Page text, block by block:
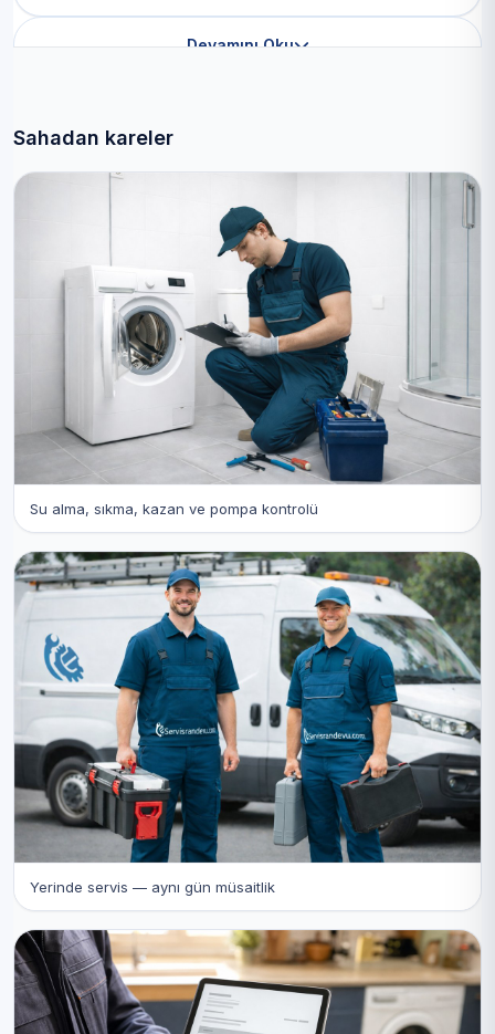
Devamını Oku
Sahadan kareler
Su alma, sıkma, kazan ve pompa kontrolü
Yerinde servis — aynı gün müsaitlik